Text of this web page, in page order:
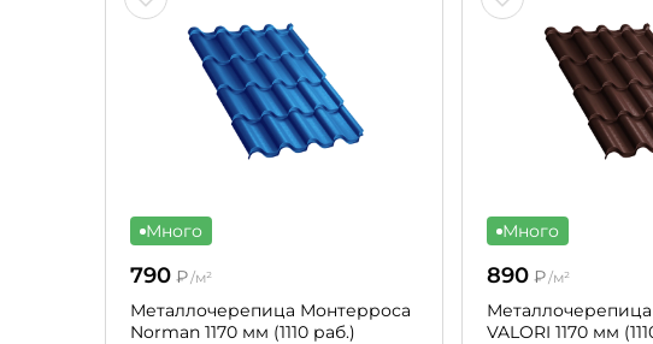
Много
790 ₽/м²
Металлочерепица Монтерроса
Norman 1170 мм (1110 раб.)
Много
890 ₽/м²
VALORI 1170 мм